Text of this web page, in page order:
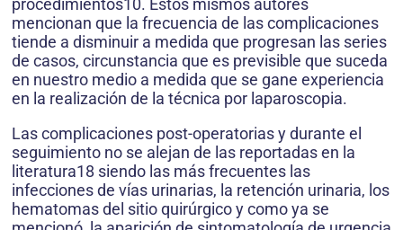
procedimientos10. Estos mismos autores
mencionan que la frecuencia de las complicaciones
tiende a disminuir a medida que progresan las series
de casos, circunstancia que es previsible que suceda
en nuestro medio a medida que se gane experiencia
en la realización de la técnica por laparoscopia.
Las complicaciones post-operatorias y durante el
seguimiento no se alejan de las reportadas en la
literatura18 siendo las más frecuentes las
infecciones de vías urinarias, la retención urinaria, los
hematomas del sitio quirúrgico y como ya se